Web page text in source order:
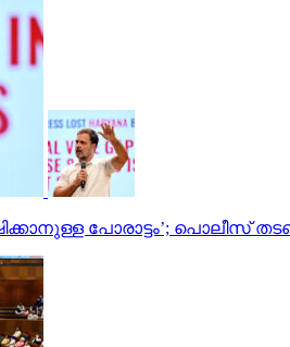
പോരാട്ടം’; പൊലീസ്